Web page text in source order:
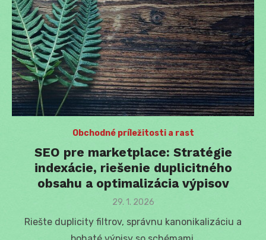
Obchodné príležitosti a rast
SEO pre marketplace: Stratégie
indexácie, riešenie duplicitného
obsahu a optimalizácia výpisov
Posted
29. 1. 2026
Riešte duplicity filtrov, správnu kanonikalizáciu a